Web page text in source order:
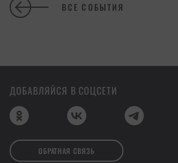
ВСЕ СОБЫТИЯ
ДОБАВЛЯЙСЯ В СОЦСЕТИ
ОБРАТНАЯ СВЯЗЬ